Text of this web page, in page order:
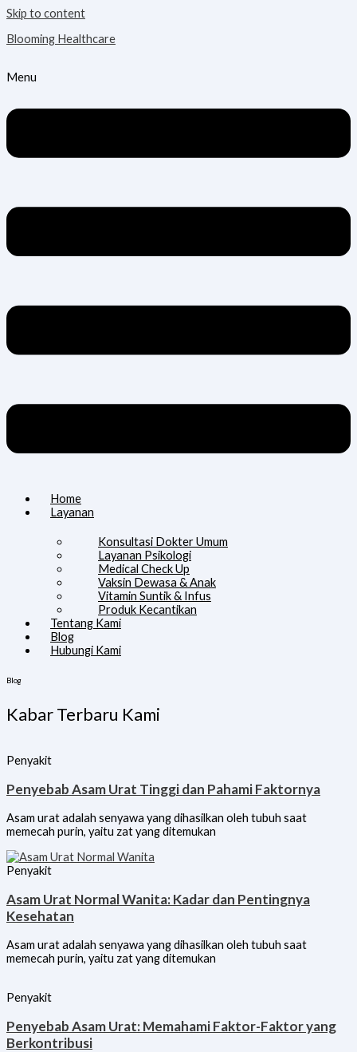
Skip to content
Blooming Healthcare
Menu
Home
Layanan
Konsultasi Dokter Umum
Layanan Psikologi
Medical Check Up
Vaksin Dewasa & Anak
Vitamin Suntik & Infus
Produk Kecantikan
Tentang Kami
Blog
Hubungi Kami
Blog
Kabar Terbaru Kami
Penyakit
Penyebab Asam Urat Tinggi dan Pahami Faktornya
Asam urat adalah senyawa yang dihasilkan oleh tubuh saat
memecah purin, yaitu zat yang ditemukan
Penyakit
Asam Urat Normal Wanita: Kadar dan Pentingnya
Kesehatan
Asam urat adalah senyawa yang dihasilkan oleh tubuh saat
memecah purin, yaitu zat yang ditemukan
Penyakit
Penyebab Asam Urat: Memahami Faktor-Faktor yang
Berkontribusi